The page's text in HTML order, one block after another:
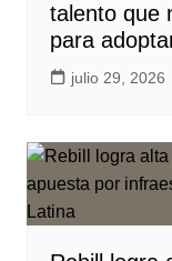
talento que
para
julio 29, 2026